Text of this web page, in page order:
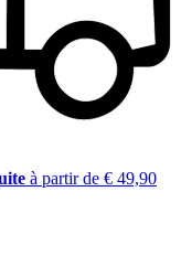
à partir de € 49,90